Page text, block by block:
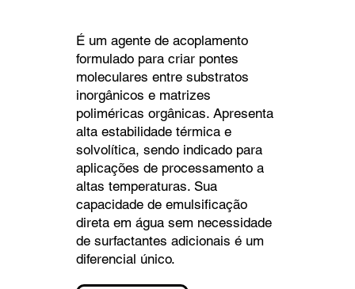
É um agente de acoplamento
formulado para criar pontes
moleculares entre substratos
inorgânicos e matrizes
poliméricas orgânicas. Apresenta
alta estabilidade térmica e
solvolítica, sendo indicado para
aplicações de processamento a
altas temperaturas. Sua
capacidade de emulsificação
direta em água sem necessidade
de surfactantes adicionais é um
diferencial único.